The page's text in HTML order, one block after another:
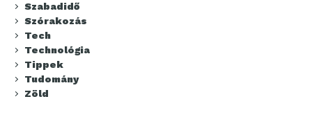
Szabadidő
Szórakozás
Tech
Technológia
Tippek
Tudomány
Zöld